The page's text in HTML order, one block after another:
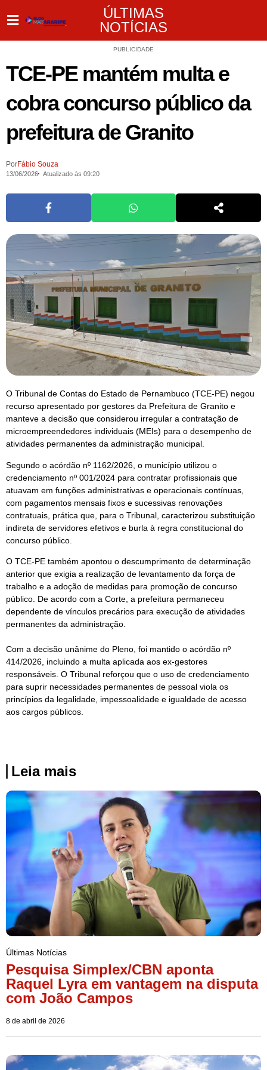
ÚLTIMAS
NOTÍCIAS
PUBLICIDADE
TCE-PE mantém multa e
cobra concurso público da
prefeitura de Granito
PorFábio Souza
13/06/2026 Atualizado às 09:20
O Tribunal de Contas do Estado de Pernambuco (TCE-PE) negou
recurso apresentado por gestores da Prefeitura de Granito e
manteve a decisão que considerou irregular a contratação de
microempreendedores individuais (MEIs) para o desempenho de
atividades permanentes da administração municipal.
Segundo o acórdão nº 1162/2026, o município utilizou o
credenciamento nº 001/2024 para contratar profissionais que
atuavam em funções administrativas e operacionais contínuas,
com pagamentos mensais fixos e sucessivas renovações
contratuais, prática que, para o Tribunal, caracterizou substituição
indireta de servidores efetivos e burla à regra constitucional do
concurso público.
O TCE-PE também apontou o descumprimento de determinação
anterior que exigia a realização de levantamento da força de
trabalho e a adoção de medidas para promoção de concurso
público. De acordo com a Corte, a prefeitura permaneceu
dependente de vínculos precários para execução de atividades
permanentes da administração.
Com a decisão unânime do Pleno, foi mantido o acórdão nº
414/2026, incluindo a multa aplicada aos ex-gestores
responsáveis. O Tribunal reforçou que o uso de credenciamento
para suprir necessidades permanentes de pessoal viola os
princípios da legalidade, impessoalidade e igualdade de acesso
aos cargos públicos.
Leia mais
Últimas Notícias
Pesquisa Simplex/CBN aponta
Raquel Lyra em vantagem na disputa
com João Campos
8 de abril de 2026